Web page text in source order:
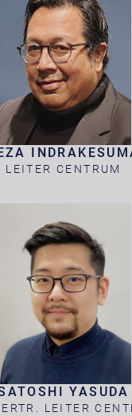
LEITER CENTRUM
YASUDA
LEITER